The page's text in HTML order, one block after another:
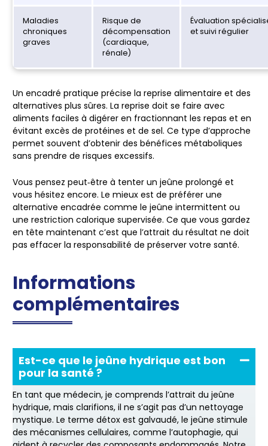
Maladies
chroniques
graves
Risque de
décompensation
(cardiaque,
rénale)
Évaluation
et suivi régulier
Un encadré pratique précise la reprise alimentaire et des
alternatives plus sûres. La reprise doit se faire avec
aliments faciles à digérer en fractionnant les repas et en
évitant excès de protéines et de sel. Ce type d’approche
permet souvent d’obtenir des bénéfices métaboliques
sans prendre de risques excessifs.
Vous pensez peut‑être à tenter un jeûne prolongé et
vous hésitez encore. Le mieux est de préférer une
alternative encadrée comme le jeûne intermittent ou
une restriction calorique supervisée. Ce que vous gardez
en tête maintenant c’est que l’attrait du résultat ne doit
pas effacer la responsabilité de préserver votre santé.
Informations
complémentaires
Est-ce que le jeûne hydrique est bon
pour la santé ?
En tant que médecin, je comprends l’attrait du jeûne
hydrique, mais clarifions, il ne s’agit pas d’un nettoyage
mystique. Le terme détox est galvaudé, le jeûne stimule
des mécanismes cellulaires, comme l’autophagie, qui